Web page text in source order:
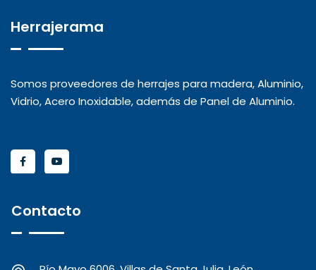
Herrajerama
Somos proveedores de herrajes para madera, Aluminio,
Vidrio, Acero Inoxidable, además de Panel de Aluminio.
Contacto